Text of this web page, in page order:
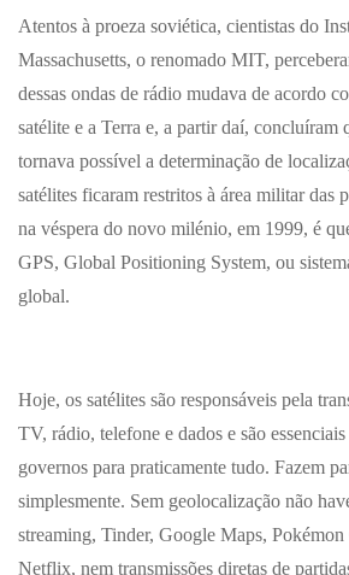
Atentos à proeza soviética, cientistas do
Massachusetts, o renomado MIT,
dessas ondas de rádio mudava de acordo
satélite e a Terra e, a partir daí, concluíram
tornava possível a determinação de
satélites ficaram restritos à área militar das
na véspera do novo milénio, em 1999, é
GPS, Global Positioning System, ou
global.
Hoje, os satélites são responsáveis pela
TV, rádio, telefone e dados e são essenciais
governos para praticamente tudo. Fazem
simplesmente. Sem geolocalização não
streaming, Tinder, Google Maps,
Netflix, nem transmissões diretas de